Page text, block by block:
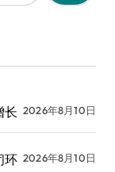
长 2026年8月10日
环 2026年8月10日